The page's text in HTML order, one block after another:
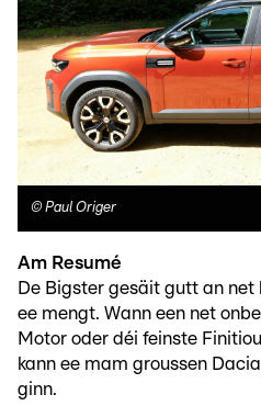
© Paul Origer
Am Resumé
De Bigster gesäit gutt an net
ee mengt. Wann een net
Motor oder déi feinste
kann ee mam groussen
ginn.